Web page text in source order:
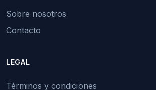
Sobre nosotros
Contacto
LEGAL
Términos y condiciones